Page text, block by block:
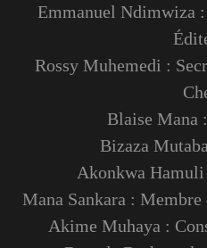
Emmanuel Ndimwiza
Rossy Muhemedi :
Blaise Mana
Bizaza
Akonkwa
Mana Sankara :
Akime Muhaya :